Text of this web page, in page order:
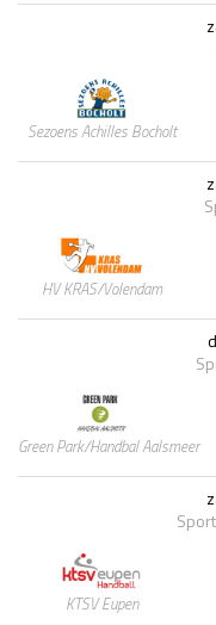
Sezoens Achilles Bocholt
HV KRAS/Volendam
Green Park/Handbal Aalsmeer
KTSV Eupen